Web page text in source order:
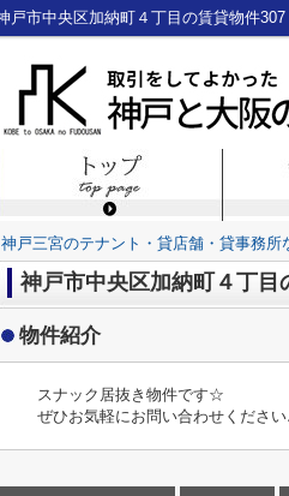
神戸三宮のテナント・貸店舗・貸事務
神戸市中央区加納町４丁目
物件紹介
スナック居抜き物件です☆
ぜひお気軽にお問い合わせください